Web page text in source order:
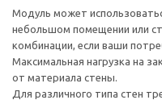
Модуль может
небольшом помещении или
комбинации, если ваши
Максимальная нагрузка на
от материала стены.
Для различного типа стен